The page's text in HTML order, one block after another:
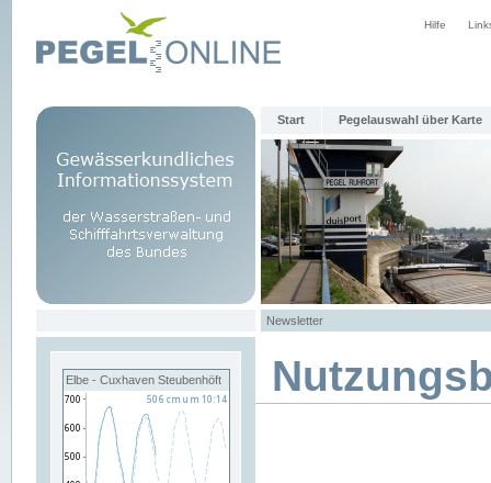
Hilfe
Start Pegelauswahl über Karte
Newsletter
Elbe - Cuxhaven Steubenhöft